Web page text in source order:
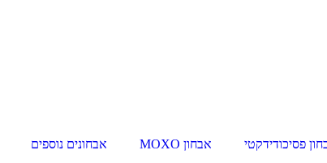
פסיכודידקטי אבחון MOXO אבחונים נוספים